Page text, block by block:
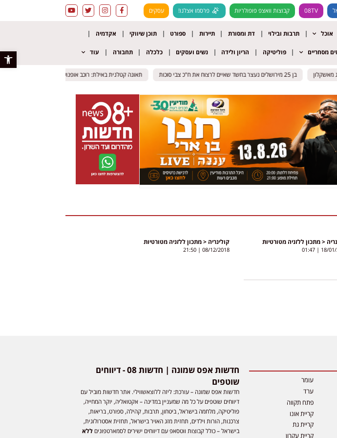
פתח
08TV קבוצות וואצפ פופולריות פרסמו אצלנו! עסקים
אוכל תרבות ובילוי דת ומסורת תיירות ספורט תוכן שיווקי אקדמיה
מסחריים פוליטיקה הריון ולידה נשים ועסקים כלכלה תחבורה עוד
בן 25 מירושלים נעצר בחשד שאיים לרצוח את ח"כ צבי סוכות
בן 25 מירושלים נעצר בחשד שאיים לרצוח את ח"כ צבי סוכות תאונה קטלנית באילת: רוכב אופנוע נהרג בדרך הרים
תאונה קטלנית באילת: רוכב אופנוע נהרג בדרך הרים
< מתכון ללזניה מטורטיות
18/
קולינריה < מתכון ללזניה מטורטיות
08/12/2018
עומר
ערד
פתח תקווה
קריית אונו
קריית גת
קריית עקרון
חדשות אפס שמונה | חדשות 08 - דיווחים
שוטפים
חדשות אפס שמונה – עורכת: ליזה ללוצאשווילי. אתר חדשות מוביל עם
דיווחים שוטפים על כל מה שמעניין במדינה – אקטואליה, יוקר המחייה,
פוליטיקה, מלחמה בישראל, ביטחון, תרבות, קהילה, ספורט, בריאות,
צרכנות, הורות וילדים, תחזית מזג האויר בישראל, תחזית אסטרולוגית,
בישראל – כולל קבוצות ווטסאפ עם דיווחים ישירים לסמארטפוניםללא